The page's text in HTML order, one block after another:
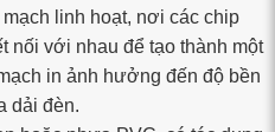
mạch linh hoạt, nơi các chip
nối với nhau để tạo thành một
in ảnh hưởng đến độ bền
dải đèn.